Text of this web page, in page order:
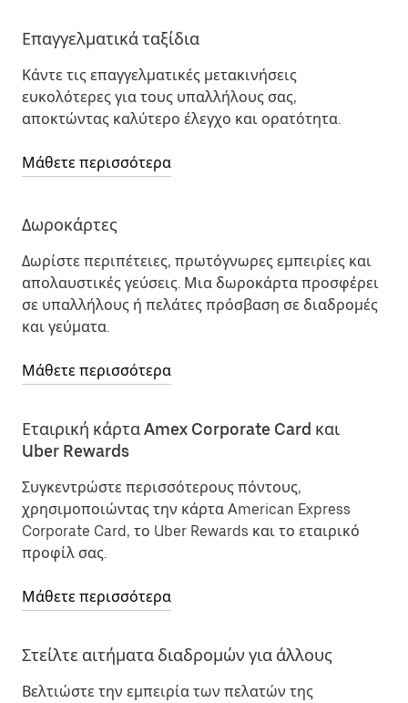
Επαγγελματικά ταξίδια
Κάντε τις επαγγελματικές μετακινήσεις
ευκολότερες για τους υπαλλήλους σας,
αποκτώντας καλύτερο έλεγχο και ορατότητα.
Μάθετε περισσότερα
Δωροκάρτες
Δωρίστε περιπέτειες, πρωτόγνωρες εμπειρίες και
απολαυστικές γεύσεις. Μια δωροκάρτα προσφέρει
σε υπαλλήλους ή πελάτες πρόσβαση σε διαδρομές
και γεύματα.
Μάθετε περισσότερα
Εταιρική κάρτα Amex Corporate Card και
Uber Rewards
Συγκεντρώστε περισσότερους πόντους,
χρησιμοποιώντας την κάρτα American Express
Corporate Card, το Uber Rewards και το εταιρικό
προφίλ σας.
Μάθετε περισσότερα
Στείλτε αιτήματα διαδρομών για άλλους
Βελτιώστε την εμπειρία των πελατών της